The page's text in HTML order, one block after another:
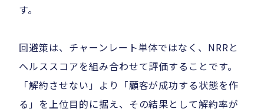
す。
回避策は、チャーンレート単体ではなく、NRRと
ヘルススコアを組み合わせて評価することです。
「解約させない」より「顧客が成功する状態を作
る」を上位目的に据え、その結果として解約率が